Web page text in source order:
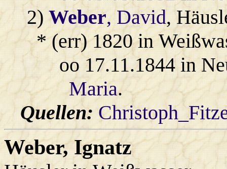
2)Weber, David,
* (err) 1820 in
oo 17.11.1844 in
Maria.
Quellen:
Weber, Ignatz